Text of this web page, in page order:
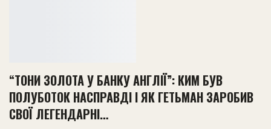
“ТОНИ ЗОЛОТА У БАНКУ АНГЛІЇ”: КИМ БУВ
ПОЛУБОТОК НАСПРАВДІ І ЯК ГЕТЬМАН ЗАРОБИВ
СВОЇ ЛЕГЕНДАРНІ…